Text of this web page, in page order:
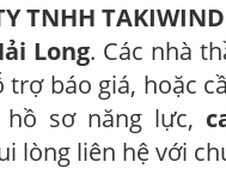
TNHH
Long. Các nhà
trợ báo giá, hoặc
hồ sơ năng lực,
lòng liên hệ với